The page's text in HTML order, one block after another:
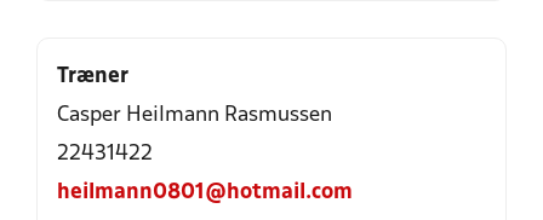
Træner
Casper Heilmann Rasmussen
22431422
heilmann0801@hotmail.com